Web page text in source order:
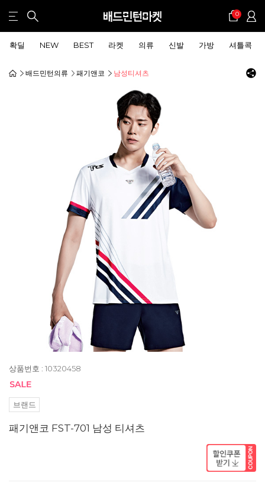
0
확딜 NEW BEST 라켓 의류 신발 가방 셔틀콕
배드민턴의류 패기앤코 남성티셔츠
상품번호 : 10320458
브랜드
패기앤코 FST-701 남성 티셔츠